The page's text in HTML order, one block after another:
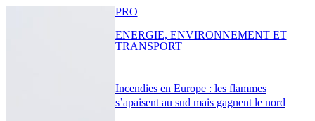
Incendies en Europe : les flammes
s’apaisent au sud mais gagnent le nord
PRO
ENERGIE, ENVIRONNEMENT ET
TRANSPORT